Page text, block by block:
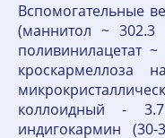
Вспомогательные
(маннитол ~
поливинилацетат
кроскармеллоза
коллоидный -
индигокармин